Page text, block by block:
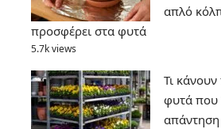
απλό
προσφέρει στα φυτά
5.7k views
Τι
φυτά που
απάντηση